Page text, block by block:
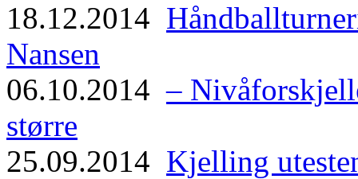
18.12.2014
Nansen
06.10.2014–
større
25.09.2014 Kjelling